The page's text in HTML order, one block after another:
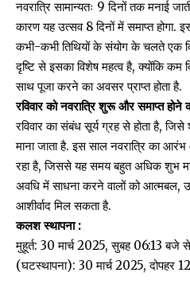
नवरात्रि सामान्यतः 9 दिनों तक मनाई
कारण यह उत्सव 8 दिनों में समाप्त होगा.
कभी-कभी तिथियों के संयोग के चलते एक
दृष्टि से इसका विशेष महत्व है, क्योंकि कम
साथ पूजा करने का अवसर प्राप्त होता है.
रविवार को नवरात्रि शुरू और समाप्त होने
रविवार का संबंध सूर्य ग्रह से होता है,
माना जाता है. इस साल नवरात्रि का आरंभ
रहा है, जिससे यह समय बहुत अधिक शुभ
अवधि में साधना करने वालों को आत्मबल,
आशीर्वाद मिल सकता है.
कलश स्थापना :
मुहूर्त: 30 मार्च 2025, सुबह 06:13 बजे
(घटस्थापना): 30 मार्च 2025,